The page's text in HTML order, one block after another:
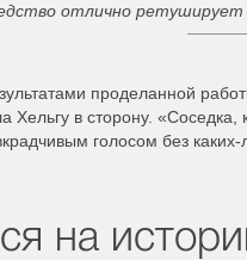
отлично
проделанной
Хельгу в сторону.
голосом без
на